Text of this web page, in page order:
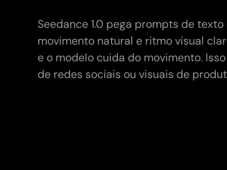
Seedance 1.0 pega prompts de
movimento natural e ritmo visual
e o modelo cuida do movimento.
de redes sociais ou visuais de